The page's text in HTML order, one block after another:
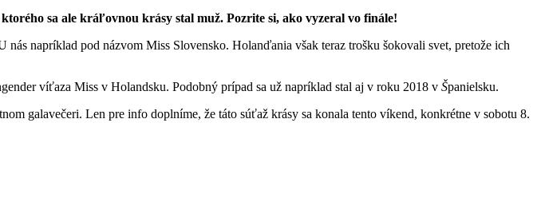
sa ale kráľovnou krásy stal muž. Pozrite si, ako vyzeral vo finále!
nás napríklad pod názvom Miss Slovensko. Holanďania však teraz trošku šokovali svet, pretože ich
víťaza Miss v Holandsku. Podobný prípad sa už napríklad stal aj v roku 2018 v Španielsku.
galavečeri. Len pre info doplníme, že táto súťaž krásy sa konala tento víkend, konkrétne v sobotu 8.